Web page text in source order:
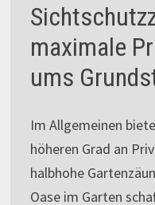
maximale
ums
Im Allgemeinen
höheren Grad an
halbhohe
Oase im Garten